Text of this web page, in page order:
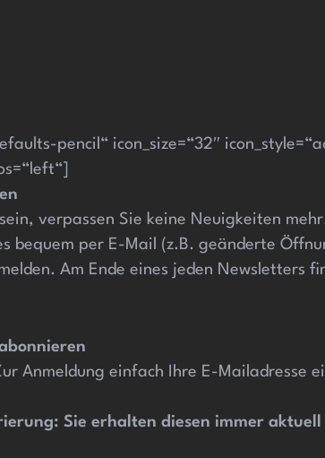
pencil“ icon_size=“32″
verpassen Sie keine Neuigkeiten
bequem per E-Mail (z.B. geänderte
Am Ende eines jeden Newsletters
Anmeldung einfach Ihre E-Mailadresse
Sie erhalten diesen immer